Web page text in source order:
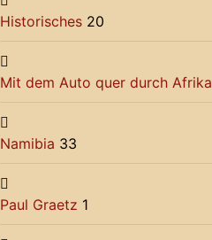
Historisches 20
Mit dem Auto quer durch Afrika
Namibia 33
Paul Graetz 1